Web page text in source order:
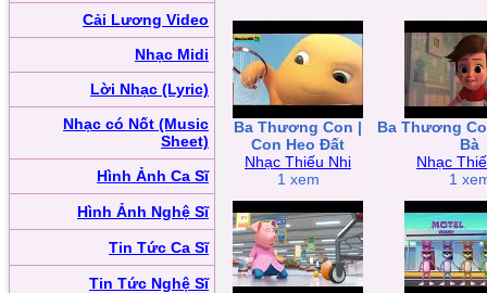
Cải Lương Video
Nhạc Midi
Lời Nhạc (Lyric)
Nhạc có Nốt (Music
Sheet)
Hình Ảnh Ca Sĩ
Hình Ảnh Nghệ Sĩ
Tin Tức Ca Sĩ
Tin Tức Nghệ Sĩ
Ba Thương Con |
Con Heo Đất
Nhạc Thiếu Nhi
1 xem
Ba Thương
Bà
Nhạc
1